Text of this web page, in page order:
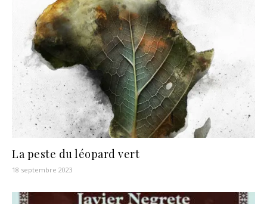
La peste du léopard vert
18 septembre 2023